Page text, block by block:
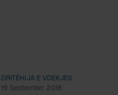
DRITËHIJA E VDEKJES
19 September 2018